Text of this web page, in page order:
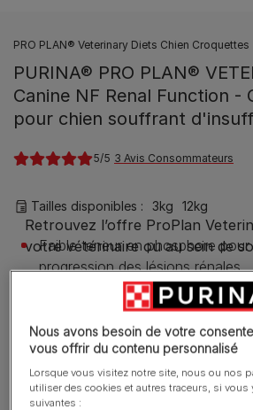
PRO PLAN® Veterinary Diets Chien Croquettes
PURINA® PRO PLAN®
Canine NF Renal Function -
pour chien souffrant
5 3 Avis Consommateurs
Tailles disponibles​ : 3kg 12kg
Faible teneur en phosphore pour
progression des lésions rénales.
Teneur limitée en protéines mais
formation de toxines.
​Teneur élevée en oméga-3 pour
l’hypertension rénale et
Nous avons besoin de votre
vous offrir du contenu personnalisé
Lorsque vous visitez notre site, nous ou nos
utiliser des cookies et autres traceurs, si vous
suivantes :